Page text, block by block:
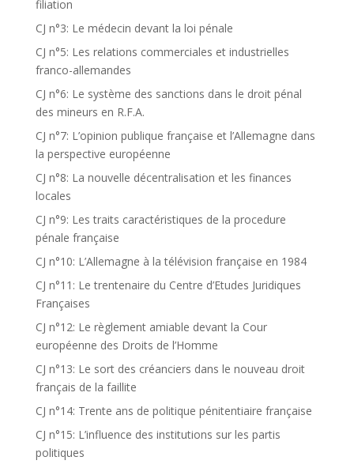
filiation
CJ n°3: Le médecin devant la loi pénale
CJ n°5: Les relations commerciales et industrielles
franco-allemandes
CJ n°6: Le système des sanctions dans le droit pénal
des mineurs en R.F.A.
CJ n°7: L’opinion publique française et l’Allemagne dans
la perspective européenne
CJ n°8: La nouvelle décentralisation et les finances
locales
CJ n°9: Les traits caractéristiques de la procedure
pénale française
CJ n°10: L’Allemagne à la télévision française en 1984
CJ n°11: Le trentenaire du Centre d’Etudes Juridiques
Françaises
CJ n°12: Le règlement amiable devant la Cour
européenne des Droits de l’Homme
CJ n°13: Le sort des créanciers dans le nouveau droit
français de la faillite
CJ n°14: Trente ans de politique pénitentiaire française
CJ n°15: L’influence des institutions sur les partis
politiques